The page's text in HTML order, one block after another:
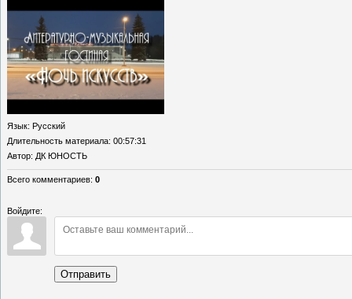
Язык: Русский
Длительность материала: 00:57:31
Автор: ДК ЮНОСТЬ
Всего комментариев: 0
Войдите:
Отправить